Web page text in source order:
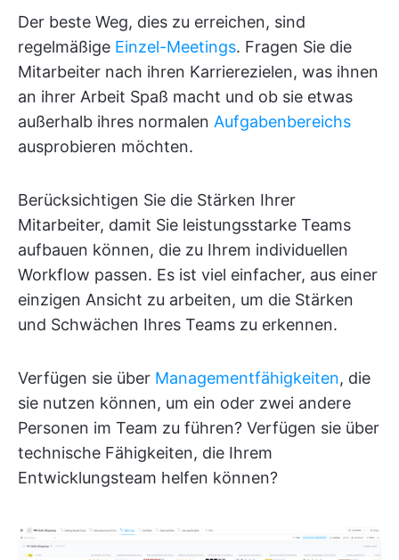
Der beste Weg, dies zu erreichen, sind
regelmäßige Einzel-Meetings. Fragen Sie die
Mitarbeiter nach ihren Karrierezielen, was ihnen
an ihrer Arbeit Spaß macht und ob sie etwas
außerhalb ihres normalen Aufgabenbereichs
ausprobieren möchten.
Berücksichtigen Sie die Stärken Ihrer
Mitarbeiter, damit Sie leistungsstarke Teams
aufbauen können, die zu Ihrem individuellen
Workflow passen. Es ist viel einfacher, aus einer
einzigen Ansicht zu arbeiten, um die Stärken
und Schwächen Ihres Teams zu erkennen.
Verfügen sie über Managementfähigkeiten, die
sie nutzen können, um ein oder zwei andere
Personen im Team zu führen? Verfügen sie über
technische Fähigkeiten, die Ihrem
Entwicklungsteam helfen können?